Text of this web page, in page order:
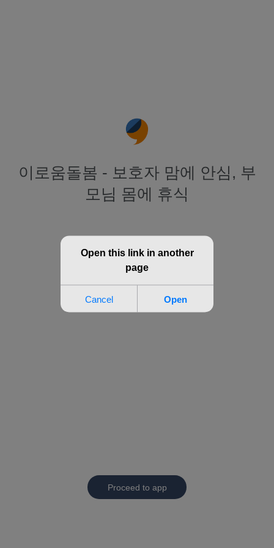
이로움돌봄 - 보호자 맘에 안심, 부
모님 몸에 휴식
Proceed to app